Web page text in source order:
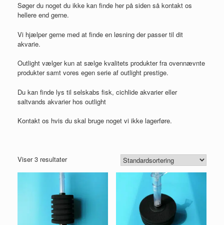
Søger du noget du ikke kan finde her på siden så kontakt os
hellere end gerne.
Vi hjælper gerne med at finde en løsning der passer til dit
akvarie.
Outlight vælger kun at sælge kvalitets produkter fra ovennævnte
produkter samt vores egen serie af outlight prestige.
Du kan finde lys til selskabs fisk, cichlide akvarier eller
saltvands akvarier hos outlight
Kontakt os hvis du skal bruge noget vi ikke lagerføre.
Viser 3 resultater